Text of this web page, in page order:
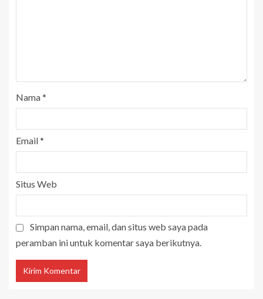
Nama*
Email*
Situs Web
Simpan nama, email, dan situs web saya pada
peramban ini untuk komentar saya berikutnya.